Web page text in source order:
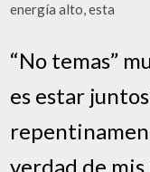
energía alto, esta
“No temas”
es estar
verdad de